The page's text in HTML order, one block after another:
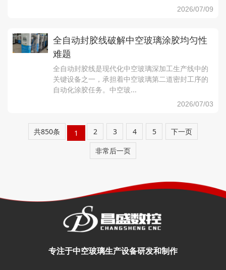
2026/07/09
全自动封胶线破解中空玻璃涂胶均匀性
难题
全自动封胶线是现代化中空玻璃深加工生产线中的
关键设备之一，承担着中空玻璃第二道密封工序的
自动化涂胶任务。中空玻...
2026/07/03
共850条 1 2 3 4 5
下一页
非常后一页
专注于中空玻璃生产设备研发和制作